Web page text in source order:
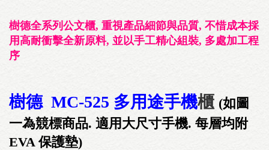
樹德全系列公文櫃, 重視產品細節與品質, 不惜成本採
用高耐衝擊全新原料, 並以手工精心組裝, 多處加工程
序
樹德 MC-525 多用途手機櫃 (如圖
一為競標商品. 適用大尺寸手機. 每層均附
EVA 保護墊)